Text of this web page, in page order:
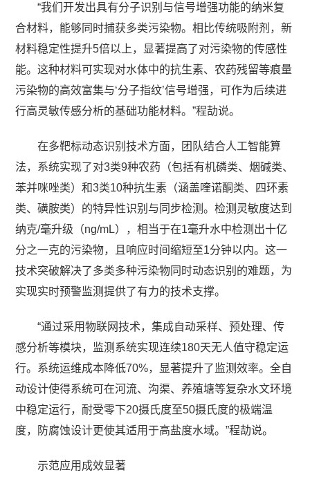
“我们开发出具有分子识别与信号增强功能的纳米复
合材料，能够同时捕获多类污染物。相比传统吸附剂，新
材料稳定性提升5倍以上，显著提高了对污染物的传感性
能。这种材料可实现对水体中的抗生素、农药残留等痕量
污染物的高效富集与‘分子指纹’信号增强，可作为后续进
行高灵敏传感分析的基础功能材料。”程劼说。
在多靶标动态识别技术方面，团队结合人工智能算
法，系统实现了对3类9种农药（包括有机磷类、烟碱类、
苯并咪唑类）和3类10种抗生素（涵盖喹诺酮类、四环素
类、磺胺类）的特异性识别与同步检测。检测灵敏度达到
纳克/毫升级（ng/mL），相当于在1毫升水中检测出十亿
分之一克的污染物，且响应时间缩短至1分钟以内。这一
技术突破解决了多类多种污染物同时动态识别的难题，为
实现实时预警监测提供了有力的技术支撑。
“通过采用物联网技术，集成自动采样、预处理、传
感分析等模块，监测系统实现连续180天无人值守稳定运
行。系统运维成本降低70%，显著提升了监测效率。全自
动设计使得系统可在河流、沟渠、养殖塘等复杂水文环境
中稳定运行，耐受零下20摄氏度至50摄氏度的极端温
度，防腐蚀设计更使其适用于高盐度水域。”程劼说。
示范应用成效显著